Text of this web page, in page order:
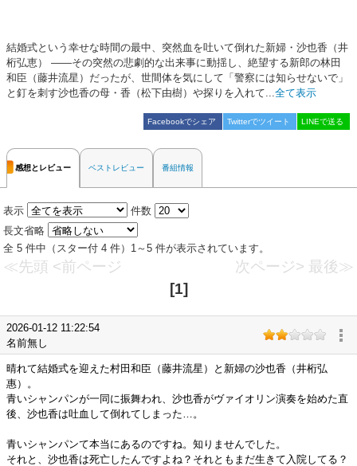
結婚式という幸せな時間の最中、突然血を吐いて倒れた新婦・沙也香（井
桁弘恵） ――その突然の悲劇的な出来事に動揺し、絶望する新郎の林田
和臣（藤井流星）だったが、世間体を気にして「警察には知らせないで」
と釘を刺す沙也香の母・香（松下由樹）や探りを入れて...全て表示
Facebookでシェア Twitterでツイート LINEで送る
感想とレビュー ベストレビュー 番組情報
表示
件数
長文省略
全 5 件中（スター付 4 件）1～5 件が表示されています。
≪先頭 <前ページ 次ページ> 最後≫
[1]
2026-01-12 11:22:54
名前無し
晴れて結婚式を迎えた村田和臣（藤井流星）と新婦の沙也香（井桁弘
惠）。
青いシャンパンが一同に振舞われ、沙也香がヴァイオリン演奏を始めた直
後、沙也香は吐血して倒れてしまった…。
青いシャンパンて本当にあるのですね。知りませんでした。
それと、沙也香は死亡したんですよね？それともまだ生きて入院してる？